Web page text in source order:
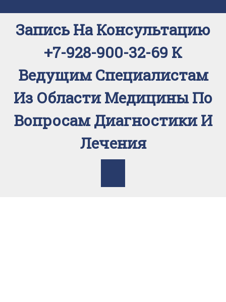
к
содержимому
Запись На Консультацию
+7-928-900-32-69 К
Ведущим Специалистам
Из Области Медицины По
Вопросам Диагностики И
Лечения